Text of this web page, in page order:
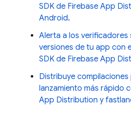
SDK de Firebase App
Android.
Alerta a los verificadores
versiones de tu app con
SDK de Firebase App
Distribuye compilaciones
lanzamiento más rápido
App Distribution y